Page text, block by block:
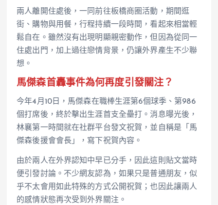
兩人離開住處後，一同前往板橋商圈活動，期間逛
街、購物與用餐，行程持續一段時間，看起來相當輕
鬆自在。雖然沒有出現明顯親密動作，但因為從同一
住處出門，加上過往戀情背景，仍讓外界產生不少聯
想。
馬傑森首轟事件為何再度引發關注？
今年4月10日，馬傑森在職棒生涯第6個球季、第986
個打席後，終於擊出生涯首支全壘打。消息曝光後，
林襄第一時間就在社群平台發文祝賀，並自稱是「馬
傑森後援會會長」，寫下祝賀內容。
由於兩人在外界認知中早已分手，因此這則貼文當時
便引發討論。不少網友認為，如果只是普通朋友，似
乎不太會用如此特殊的方式公開祝賀；也因此讓兩人
的感情狀態再次受到外界關注。